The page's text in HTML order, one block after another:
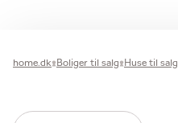
home.dk Boliger til salg Huse til salg